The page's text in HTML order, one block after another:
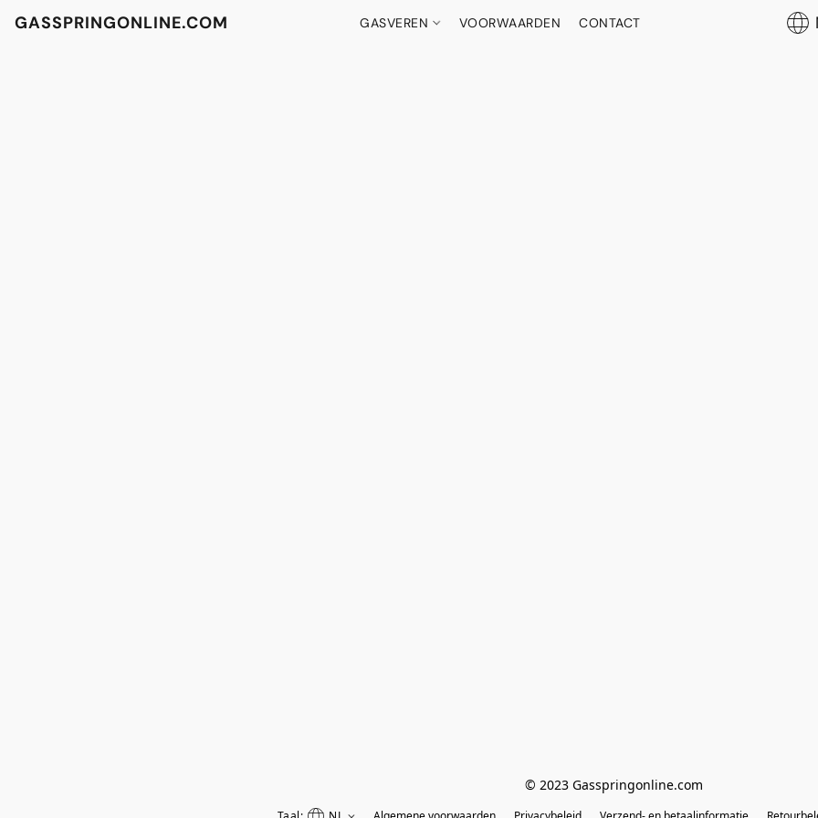
GASSPRINGONLINE.COM GASVEREN VOORWAARDEN CONTACT
© 2023 Gasspringonline.com